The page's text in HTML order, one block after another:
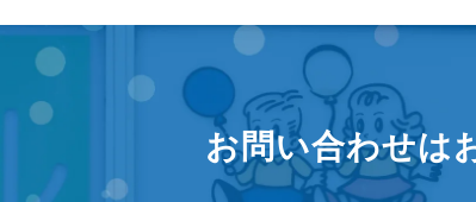
お問い合わせは